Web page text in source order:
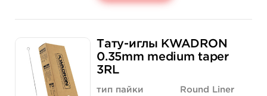
Цена
Количество
368 руб. 736 руб.
Тату-иглы KWADRON
0.35mm medium taper
3RL
тип пайки Round Liner